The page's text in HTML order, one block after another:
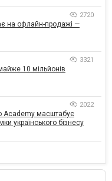
2720
на офлайн-продажі —
3321
10 мільйонів
2022
Academy масштабує
українського бізнесу